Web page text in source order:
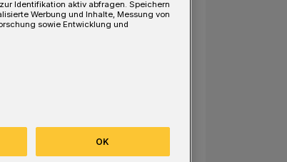
Identifikation aktiv abfragen. Speichern
Werbung und Inhalte, Messung von
sowie Entwicklung und
OK